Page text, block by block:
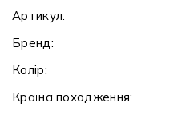
Артикул:
Бренд:
Колір:
Країна походження: